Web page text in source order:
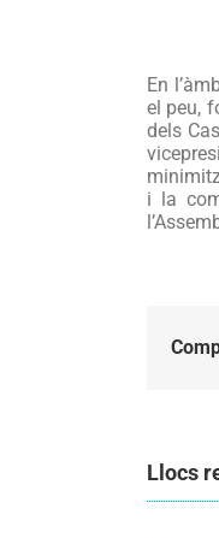
En
el peu,
dels
i la
Llocs